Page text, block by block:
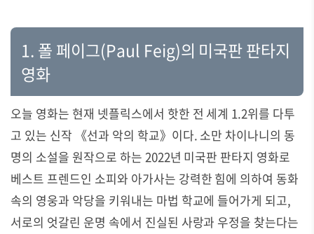
1. 폴 페이그(Paul Feig)의 미국판 판타지
영화
오늘 영화는 현재 넷플릭스에서 핫한 전 세계 1.2위를 다투
고 있는 신작 《선과 악의 학교》 이다. 소만 차이나니의 동
명의 소설을 원작으로 하는 2022년 미국판 판타지 영화로
베스트 프렌드인 소피와 아가사는 강력한 힘에 의하여 동화
속의 영웅과 악당을 키워내는 마법 학교에 들어가게 되고,
서로의 엇갈린 운명 속에서 진실된 사랑과 우정을 찾는다는